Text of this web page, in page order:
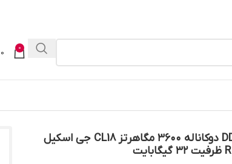
0
0
رم دسکتاپ DDR4 دوکاناله ۳۶۰۰ مگاهرتز CL18 جی اسکیل